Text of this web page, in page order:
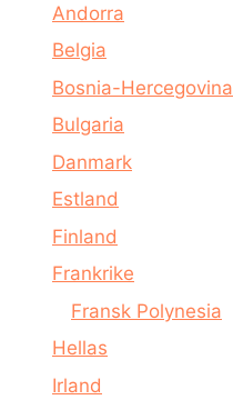
Andorra
Belgia
Bosnia-Hercegovina
Bulgaria
Danmark
Estland
Finland
Frankrike
Fransk Polynesia
Hellas
Irland